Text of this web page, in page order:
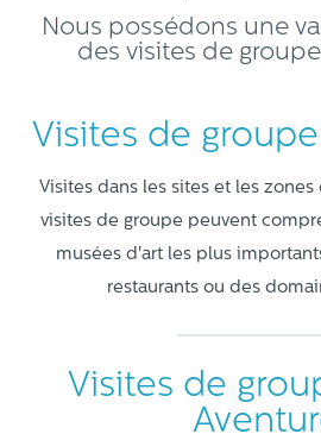
Nous possédons une
des visites de
Visites de
Visites dans les sites et les
visites de groupe peuvent
musées d'art les plus
restaurants ou des
Visites de